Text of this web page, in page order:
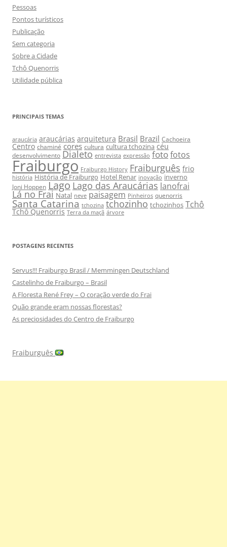
Pessoas
Pontos turísticos
Publicação
Sem categoria
Sobre a Cidade
Tchô Quenorris
Utilidade pública
PRINCIPAIS TEMAS
araucária araucárias arquitetura Brasil Brazil Cachoeira
Centro chaminé cores cultura cultura tchozina céu
desenvolvimento Dialeto entrevista expressão fotofotos
Fraiburgo Fraiburgo History Fraiburguês frio
história História de Fraiburgo Hotel Renar inovação inverno
Joni Hoppen Lago Lago das Araucárias lanofrai
Lá no Frai Natal neve paisagem Pinheiros quenorris
Santa Catarina tchozina tchozinho tchozinhos Tchô
Tchô Quenorris Terra da maçã árvore
POSTAGENS RECENTES
Servus!!! Fraiburgo Brasil / Memmingen Deutschland
Castelinho de Fraiburgo – Brasil
A Floresta René Frey – O coração verde do Frai
Quão grande eram nossas florestas?
As preciosidades do Centro de Fraiburgo
Fraiburguês